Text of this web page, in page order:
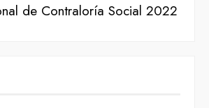
de Contraloría Social 2022